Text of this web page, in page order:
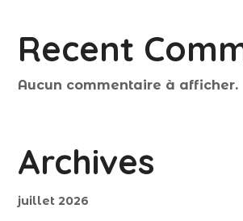
Recent
Aucun commentaire à afficher.
Archives
juillet 2026